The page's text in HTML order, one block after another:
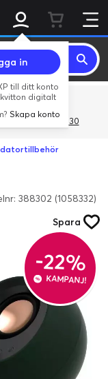
in
till ditt konto
digitalt
Skapa konto
kr.
3Gives30
datortillbehör
388302 (1058332)
Spara
-22%
KAMPANJ!